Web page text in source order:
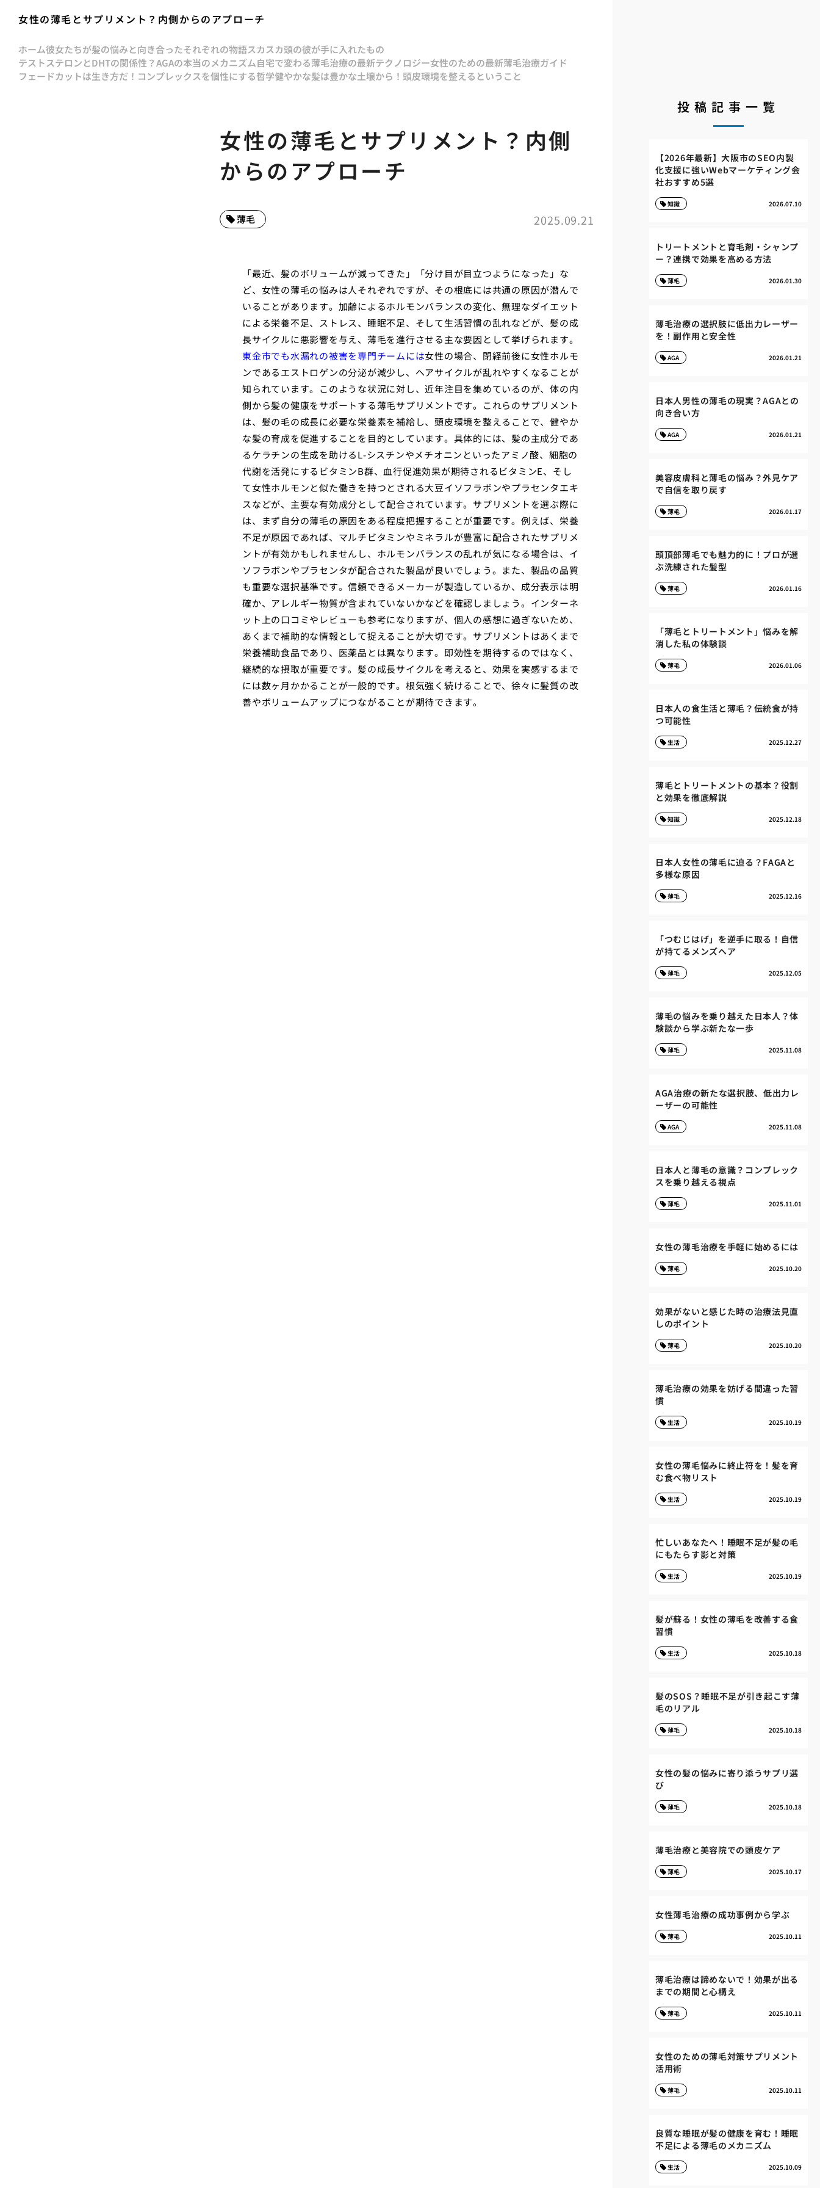
女性の薄毛とサプリメント？内側からのアプローチ
ホーム彼女たちが髪の悩みと向き合ったそれぞれの物語スカスカ頭の彼が手に入れたもの
テストステロンとDHTの関係性？AGAの本当のメカニズム自宅で変わる薄毛治療の最新テクノロジー女性のための最新薄毛治療ガイド
フェードカットは生き方だ！コンプレックスを個性にする哲学健やかな髪は豊かな土壌から！頭皮環境を整えるということ
女性の薄毛とサプリメント？内側
からのアプローチ
2025.09.21
薄毛
「最近、髪のボリュームが減ってきた」「分け目が目立つようになった」な
ど、女性の薄毛の悩みは人それぞれですが、その根底には共通の原因が潜んで
いることがあります。加齢によるホルモンバランスの変化、無理なダイエット
による栄養不足、ストレス、睡眠不足、そして生活習慣の乱れなどが、髪の成
長サイクルに悪影響を与え、薄毛を進行させる主な要因として挙げられます。
東金市でも水漏れの被害を専門チームには女性の場合、閉経前後に女性ホルモ
ンであるエストロゲンの分泌が減少し、ヘアサイクルが乱れやすくなることが
知られています。このような状況に対し、近年注目を集めているのが、体の内
側から髪の健康をサポートする薄毛サプリメントです。これらのサプリメント
は、髪の毛の成長に必要な栄養素を補給し、頭皮環境を整えることで、健やか
な髪の育成を促進することを目的としています。具体的には、髪の主成分であ
るケラチンの生成を助けるL-シスチンやメチオニンといったアミノ酸、細胞の
代謝を活発にするビタミンB群、血行促進効果が期待されるビタミンE、そし
て女性ホルモンと似た働きを持つとされる大豆イソフラボンやプラセンタエキ
スなどが、主要な有効成分として配合されています。サプリメントを選ぶ際に
は、まず自分の薄毛の原因をある程度把握することが重要です。例えば、栄養
不足が原因であれば、マルチビタミンやミネラルが豊富に配合されたサプリメ
ントが有効かもしれませんし、ホルモンバランスの乱れが気になる場合は、イ
ソフラボンやプラセンタが配合された製品が良いでしょう。また、製品の品質
も重要な選択基準です。信頼できるメーカーが製造しているか、成分表示は明
確か、アレルギー物質が含まれていないかなどを確認しましょう。インターネ
ット上の口コミやレビューも参考になりますが、個人の感想に過ぎないため、
あくまで補助的な情報として捉えることが大切です。サプリメントはあくまで
栄養補助食品であり、医薬品とは異なります。即効性を期待するのではなく、
継続的な摂取が重要です。髪の成長サイクルを考えると、効果を実感するまで
には数ヶ月かかることが一般的です。根気強く続けることで、徐々に髪質の改
善やボリュームアップにつながることが期待できます。
投稿記事一覧
【2026年最新】大阪市のSEO内製
化支援に強いWebマーケティング会
社おすすめ5選
2026.07.10
知識
トリートメントと育毛剤・シャンプ
ー？連携で効果を高める方法
2026.01.30
薄毛
薄毛治療の選択肢に低出力レーザー
を！副作用と安全性
2026.01.21
AGA
日本人男性の薄毛の現実？AGAとの
向き合い方
2026.01.21
AGA
美容皮膚科と薄毛の悩み？外見ケア
で自信を取り戻す
2026.01.17
薄毛
頭頂部薄毛でも魅力的に！プロが選
ぶ洗練された髪型
2026.01.16
薄毛
「薄毛とトリートメント」悩みを解
消した私の体験談
2026.01.06
薄毛
日本人の食生活と薄毛？伝統食が持
つ可能性
2025.12.27
生活
薄毛とトリートメントの基本？役割
と効果を徹底解説
2025.12.18
知識
日本人女性の薄毛に迫る？FAGAと
多様な原因
2025.12.16
薄毛
「つむじはげ」を逆手に取る！自信
が持てるメンズヘア
2025.12.05
薄毛
薄毛の悩みを乗り越えた日本人？体
験談から学ぶ新たな一歩
2025.11.08
薄毛
AGA治療の新たな選択肢、低出力レ
ーザーの可能性
2025.11.08
AGA
日本人と薄毛の意識？コンプレック
スを乗り越える視点
2025.11.01
薄毛
女性の薄毛治療を手軽に始めるには
2025.10.20
薄毛
効果がないと感じた時の治療法見直
しのポイント
2025.10.20
薄毛
薄毛治療の効果を妨げる間違った習
慣
2025.10.19
生活
女性の薄毛悩みに終止符を！髪を育
む食べ物リスト
2025.10.19
生活
忙しいあなたへ！睡眠不足が髪の毛
にもたらす影と対策
2025.10.19
生活
髪が蘇る！女性の薄毛を改善する食
習慣
2025.10.18
生活
髪のSOS？睡眠不足が引き起こす薄
毛のリアル
2025.10.18
薄毛
女性の髪の悩みに寄り添うサプリ選
び
2025.10.18
薄毛
薄毛治療と美容院での頭皮ケア
2025.10.17
薄毛
女性薄毛治療の成功事例から学ぶ
2025.10.11
薄毛
薄毛治療は諦めないで！効果が出る
までの期間と心構え
2025.10.11
薄毛
女性のための薄毛対策サプリメント
活用術
2025.10.11
薄毛
良質な睡眠が髪の健康を育む！睡眠
不足による薄毛のメカニズム
2025.10.09
生活